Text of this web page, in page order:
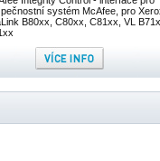
systém McAfee, pro
B80xx, C80xx, C81xx, VL